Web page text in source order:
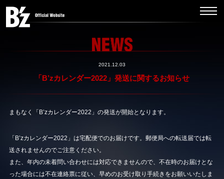
2021.12.03
「B’zカレンダー2022」発送に関するお知らせ
まもなく「B’zカレンダー2022」の発送が開始となります。
「B’zカレンダー2022」は宅配便でのお届けです。郵便局への転送届では転
送されませんのでご注意ください。
また、年内の未着問い合わせには対応できませんので、不在時のお届けとな
った場合には不在連絡票に従い、早めのお受け取り手続きをお願いいたしま